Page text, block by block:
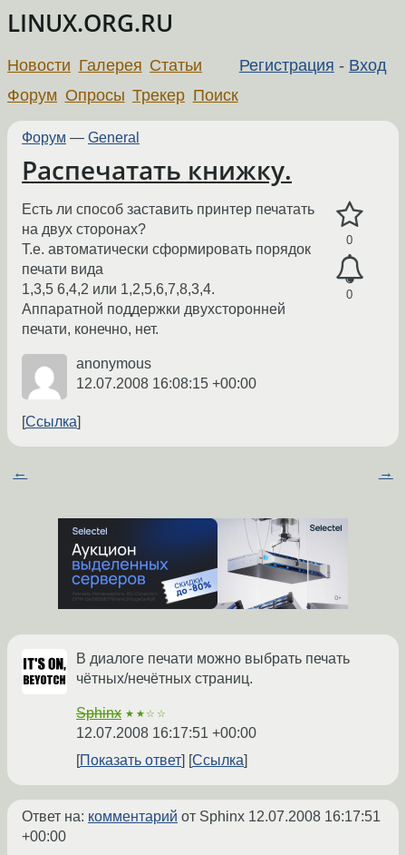
LINUX.ORG.RU
Регистрация - Вход
Новости Галерея Статьи
Форум Опросы Трекер Поиск
Форум — General
Распечатать книжку.
0
0
Есть ли способ заставить принтер печатать
на двух сторонах?
Т.е. автоматически сформировать порядок
печати вида
1,3,5 6,4,2 или 1,2,5,6,7,8,3,4.
Аппаратной поддержки двухсторонней
печати, конечно, нет.
anonymous
12.07.2008 16:08:15 +00:00
Ссылка
← →
В диалоге печати можно выбрать печать
чётных/нечётных страниц.
Sphinx ★★☆☆
12.07.2008 16:17:51 +00:00
Показать ответ
Ссылка
Ответ на: комментарий от Sphinx 12.07.2008 16:17:51
+00:00